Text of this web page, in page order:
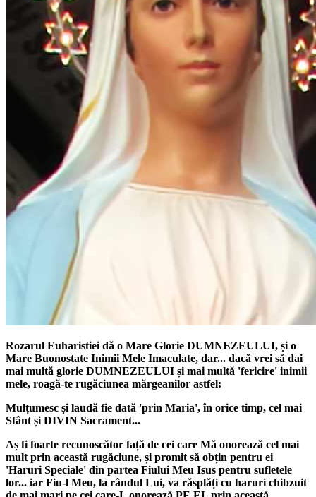
Rozarul Euharistiei dă o Mare Glorie DUMNEZEULUI, și o
Mare Buonostate Inimii Mele Imaculate, dar... dacă vrei să dai
mai multă glorie DUMNEZEULUI și mai multă 'fericire' inimii
mele, roagă-te rugăciunea mărgeanilor astfel:
Mulțumesc și laudă fie dată 'prin Maria', în orice timp, cel mai
Sfânt și DIVIN Sacrament...
Aș fi foarte recunoscător față de cei care Mă onorează cel mai
mult prin această rugăciune, și promit să obțin pentru ei
'Haruri Speciale' din partea Fiului Meu Isus pentru sufletele
lor... iar Fiu-l Meu, la rândul Lui, va răsplăți cu haruri chibzuit